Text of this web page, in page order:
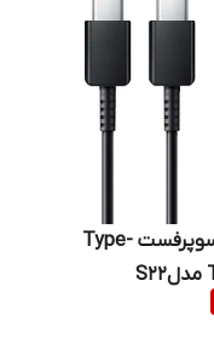
کابل شارژ سوپرفست Type-